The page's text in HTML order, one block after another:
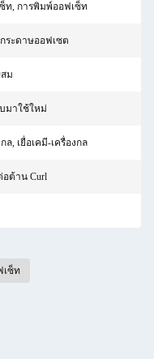
ท, การพิมพ์ออฟเซ็ท
ระดาษออฟเซต
ม
มาใช้ใหม่
ล, เยื่อเคมี-เครื่องกล
อต้าน Curl
เซ็ท